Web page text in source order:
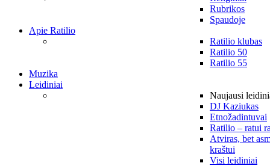
Rubrikos
Spaudoje
Apie Ratilio
Ratilio klubas
Ratilio 50
Ratilio 55
Muzika
Leidiniai
Naujausi
DJ Kaziukas
Etnožadintuvai
Ratilio – ratui
Atviras, bet
kraštui
Visi leidiniai